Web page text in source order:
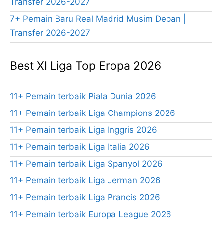
Transfer 2026-2027
7+ Pemain Baru Real Madrid Musim Depan |
Transfer 2026-2027
Best XI Liga Top Eropa 2026
11+ Pemain terbaik Piala Dunia 2026
11+ Pemain terbaik Liga Champions 2026
11+ Pemain terbaik Liga Inggris 2026
11+ Pemain terbaik Liga Italia 2026
11+ Pemain terbaik Liga Spanyol 2026
11+ Pemain terbaik Liga Jerman 2026
11+ Pemain terbaik Liga Prancis 2026
11+ Pemain terbaik Europa League 2026